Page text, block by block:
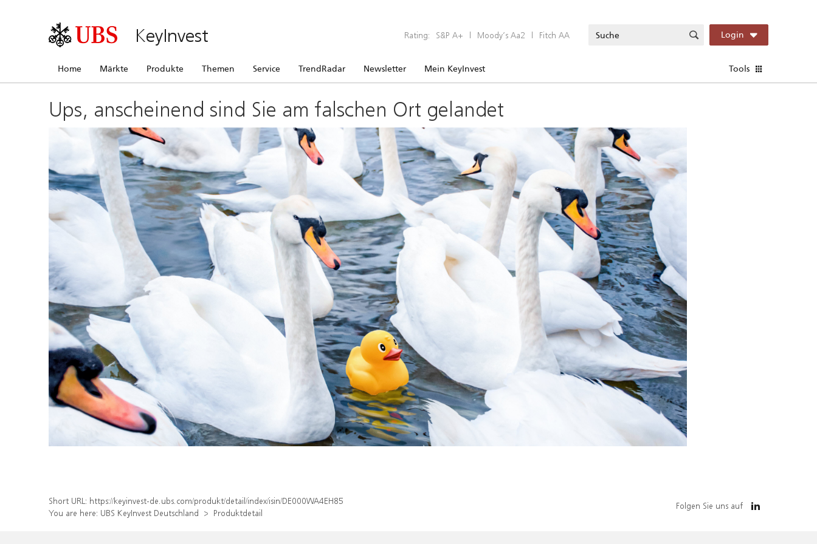
KeyInvest Rating: S&P A+ | Moody’s Aa2 | Fitch AA Login
Home Märkte Produkte Themen Service TrendRadar Newsletter Mein KeyInvest Tools
Ups, anscheinend sind Sie am falschen Ort gelandet
Short URL: https://keyinvest-de.ubs.com/produkt/detail/index/isin/DE000WA4EH85
You are here: UBS KeyInvest Deutschland Produktdetail
Folgen Sie uns auf